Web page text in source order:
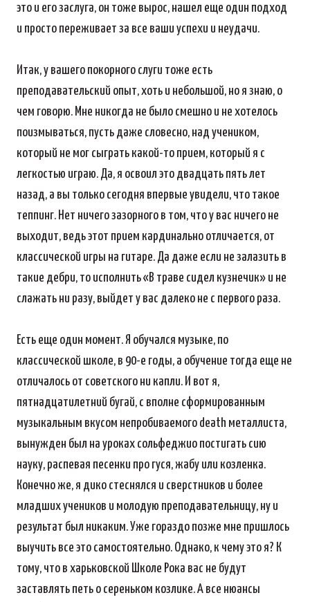
это и его заслуга, он тоже вырос, нашел еще один подход
и просто переживает за все ваши успехи и неудачи.
Итак, у вашего покорного слуги тоже есть
преподавательский опыт, хоть и небольшой, но я знаю, о
чем говорю. Мне никогда не было смешно и не хотелось
поизмываться, пусть даже словесно, над учеником,
который не мог сыграть какой-то прием, который я с
легкостью играю. Да, я освоил это двадцать пять лет
назад, а вы только сегодня впервые увидели, что такое
теппинг. Нет ничего зазорного в том, что у вас ничего не
выходит, ведь этот прием кардинально отличается, от
классической игры на гитаре. Да даже если не залазить в
такие дебри, то исполнить «В траве сидел кузнечик» и не
слажать ни разу, выйдет у вас далеко не с первого раза.
Есть еще один момент. Я обучался музыке, по
классической школе, в 90-е годы, а обучение тогда еще не
отличалось от советского ни капли. И вот я,
пятнадцатилетний бугай, с вполне сформированным
музыкальным вкусом непробиваемого death металлиста,
вынужден был на уроках сольфеджио постигать сию
науку, распевая песенки про гуся, жабу или козленка.
Конечно же, я дико стеснялся и сверстников и более
младших учеников и молодую преподавательницу, ну и
результат был никаким. Уже гораздо позже мне пришлось
выучить все это самостоятельно. Однако, к чему это я? К
тому, что в харьковской Школе Рока вас не будут
заставлять петь о сереньком козлике. А все нюансы